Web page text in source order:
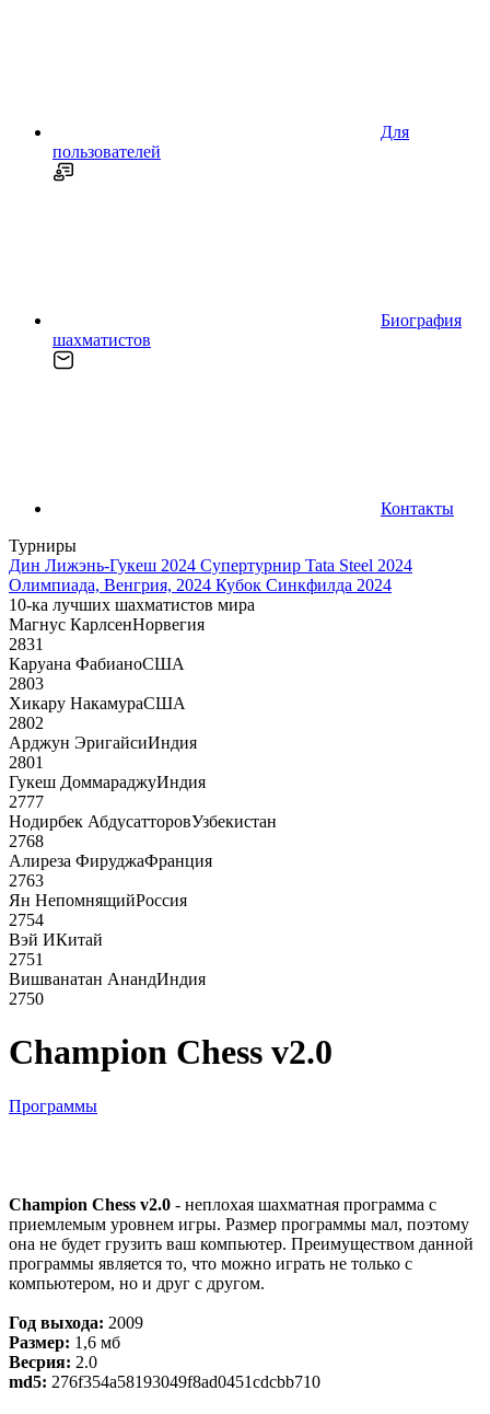
Для
пользователей
Биография
шахматистов
Контакты
Турниры
Дин Лижэнь-Гукеш 2024 Супертурнир Tata Steel 2024
Олимпиада, Венгрия, 2024 Кубок Синкфилда 2024
10-ка лучших шахматистов мира
Магнус КарлсенНорвегия
2831
Каруана ФабианоСША
2803
Хикару НакамураСША
2802
Арджун ЭригайсиИндия
2801
Гукеш ДоммараджуИндия
2777
Нодирбек АбдусатторовУзбекистан
2768
Алиреза ФируджаФранция
2763
Ян НепомнящийРоссия
2754
Вэй ИКитай
2751
Вишванатан АнандИндия
2750
Champion Chess v2.0
Программы
Champion Chess v2.0 - неплохая шахматная программа с
приемлемым уровнем игры. Размер программы мал, поэтому
она не будет грузить ваш компьютер. Преимуществом данной
программы является то, что можно играть не только с
компьютером, но и друг с другом.
Год выхода: 2009
Размер: 1,6 мб
Весрия: 2.0
md5: 276f354a58193049f8ad0451cdcbb710